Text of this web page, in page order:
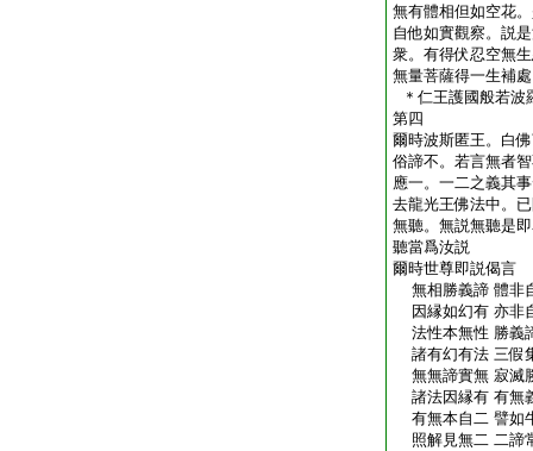
無有體相但如空花
自他如實觀察。説
衆。有得伏忍空無
無量菩薩得一生補處
＊仁王護國般若波
第四
爾時波斯匿王。白
俗諦不。若言無者
應一。一二之義其
去龍光王佛法中。
無聽。無説無聽是
聽當爲汝説
爾時世尊即説偈言
無相勝義諦 體非
因縁如幻有 亦非
法性本無性 勝義
諸有幻有法 三假
無無諦實無 寂滅
諸法因縁有 有無
有無本自二 譬如
照解見無二 二諦